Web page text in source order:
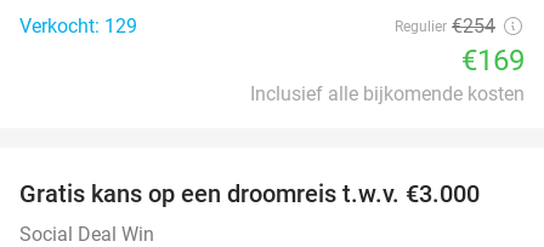
Verkocht: 129
Regulier €254
€169
Inclusief alle bijkomende kosten
Gratis kans op een droomreis t.w.v. €3.000
Social Deal Win